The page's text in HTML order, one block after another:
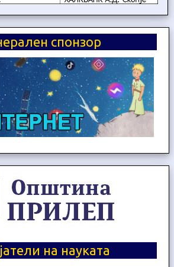
спонзор
на науката